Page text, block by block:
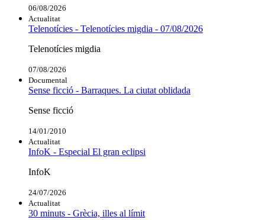
06/08/2026
Actualitat
Telenotícies - Telenotícies migdia - 07/08/2026
Telenotícies migdia
07/08/2026
Documental
Sense ficció - Barraques. La ciutat oblidada
Sense ficció
14/01/2010
Actualitat
InfoK - Especial El gran eclipsi
InfoK
24/07/2026
Actualitat
30 minuts - Grècia, illes al límit